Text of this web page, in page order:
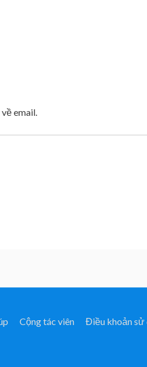
email.
Cộng tác viên Điều khoản sử